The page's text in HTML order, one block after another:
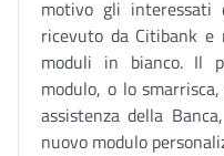
motivo gli interessati
ricevuto da Citibank e
moduli in bianco. Il
modulo, o lo
assistenza della
nuovo modulo